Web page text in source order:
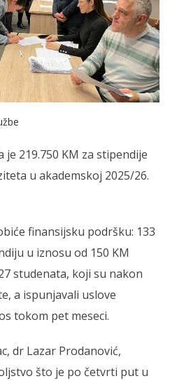
219.750 KM za stipendije
u akademskoj 2025/26.
finansijsku podršku: 133
u iznosu od 150 KM
studenata, koji su nakon
a ispunjavali uslove
tokom pet meseci.
dr Lazar Prodanović,
što je po četvrti put u